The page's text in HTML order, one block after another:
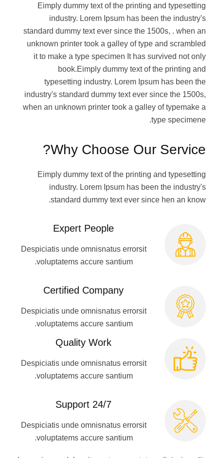
Eimply dummy text of the printing and typesetting
industry. Lorem Ipsum has been the industry's
standard dummy text ever since the 1500s, . when an
unknown printer took a galley of type and scrambled
it to make a type specimen It has survived not only
book.Eimply dummy text of the printing and
typesetting industry. Lorem Ipsum has been the
industry's standard dummy text ever since the 1500s,
when an unknown printer took a galley of typemake a
type specimene.
Why Choose Our Service?
Eimply dummy text of the printing and typesetting
industry. Lorem Ipsum has been the industry's
standard dummy text ever since hen an know.
Expert People
Despiciatis unde omnisnatus errorsit
voluptatems accure santium.
Certified Company
Despiciatis unde omnisnatus errorsit
voluptatems accure santium.
Quality Work
Despiciatis unde omnisnatus errorsit
voluptatems accure santium.
24/7 Support
Despiciatis unde omnisnatus errorsit
voluptatems accure santium.